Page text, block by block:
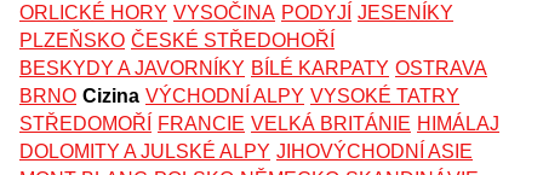
ORLICKÉ HORY VYSOČINA PODYJÍ JESENÍKY
PLZEŇSKO ČESKÉ STŘEDOHOŘÍ
BESKYDY A JAVORNÍKY BÍLÉ KARPATY OSTRAVA
BRNO Cizina VÝCHODNÍ ALPY VYSOKÉ TATRY
STŘEDOMOŘÍ
FRANCIE VELKÁ BRITÁNIE HIMÁLAJ
DOLOMITY A JULSKÉ ALPY JIHOVÝCHODNÍ ASIE